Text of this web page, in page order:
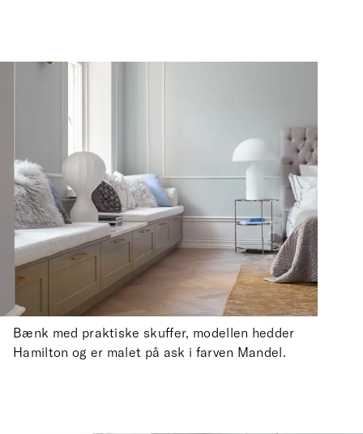
Bænk med praktiske skuffer, modellen hedder
Hamilton og er malet på ask i farven Mandel.